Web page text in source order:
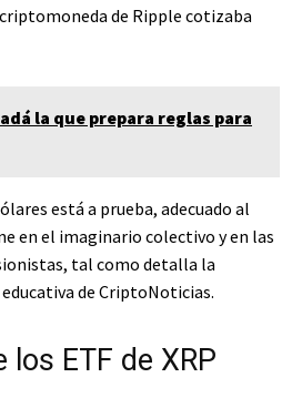
de Ripple cotizaba
la que prepara reglas para
está a prueba, adecuado al
en el imaginario colectivo y en las
tal como detalla la
de CriptoNoticias.
los ETF de XRP